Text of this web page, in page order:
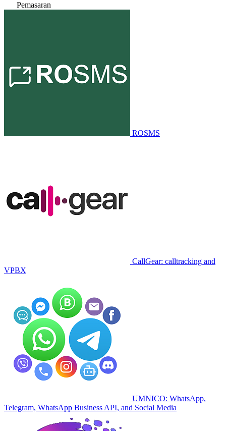
Pemasaran
ROSMS
CallGear: calltracking and
VPBX
UMNICO: WhatsApp,
Telegram, WhatsApp Business API, and Social Media